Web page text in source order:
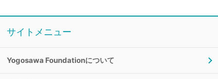
サイトメニュー
Yogosawa Foundationについて